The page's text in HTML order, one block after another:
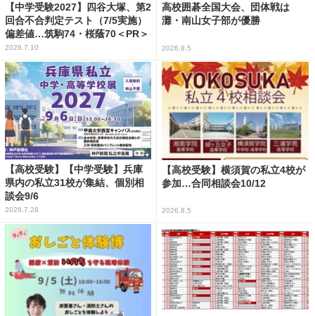
【中学受験2027】四谷大塚、第2
回合不合判定テスト（7/5実施）
偏差値…筑駒74・桜蔭70＜PR＞
2026.7.10
高校囲碁全国大会、団体戦は
灘・南山女子部が優勝
2026.8.5
【高校受験】【中学受験】兵庫
県内の私立31校が集結、個別相
談会9/6
2026.7.28
【高校受験】横須賀の私立4校が
参加…合同相談会10/12
2026.8.5